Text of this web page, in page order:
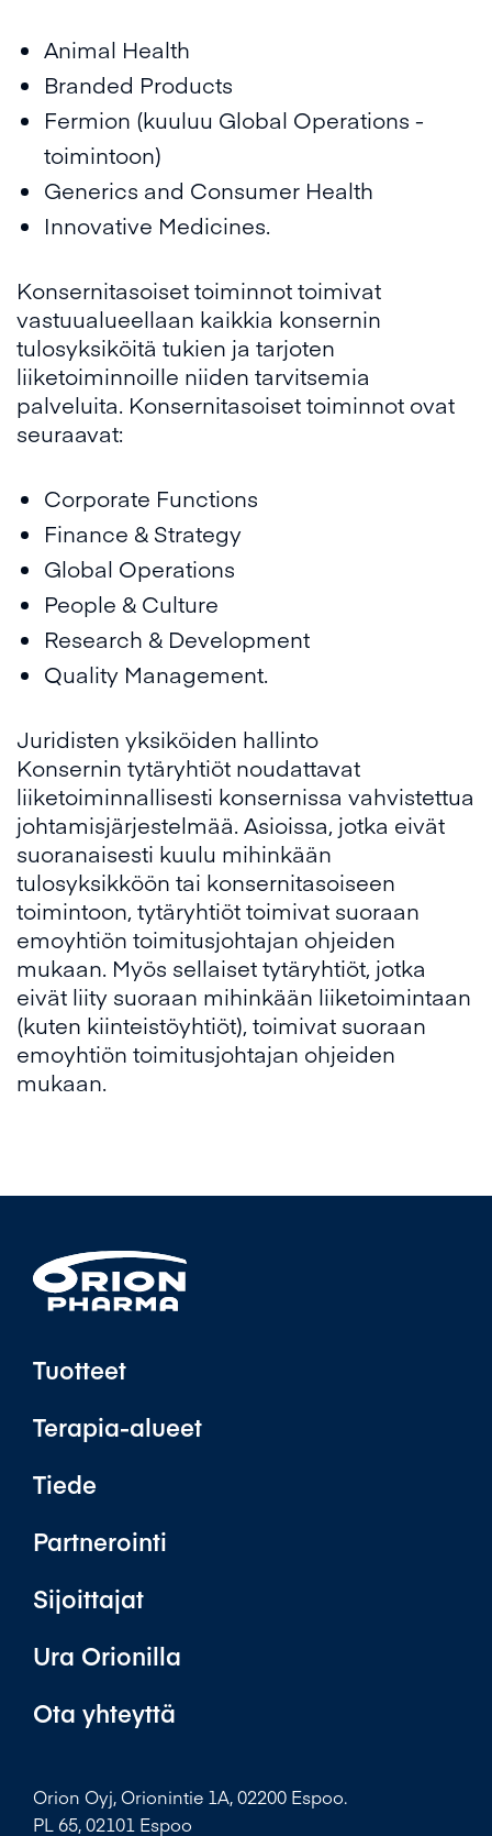
Animal Health
Branded Products
Fermion (kuuluu Global Operations -
toimintoon)
Generics and Consumer Health
Innovative Medicines.
Konsernitasoiset toiminnot toimivat
vastuualueellaan kaikkia konsernin
tulosyksiköitä tukien ja tarjoten
liiketoiminnoille niiden tarvitsemia
palveluita. Konsernitasoiset toiminnot ovat
seuraavat:
Corporate Functions
Finance & Strategy
Global Operations
People & Culture
Research & Development
Quality Management.
Juridisten yksiköiden hallinto
Konsernin tytäryhtiöt noudattavat
liiketoiminnallisesti konsernissa vahvistettua
johtamisjärjestelmää. Asioissa, jotka eivät
suoranaisesti kuulu mihinkään
tulosyksikköön tai konsernitasoiseen
toimintoon, tytäryhtiöt toimivat suoraan
emoyhtiön toimitusjohtajan ohjeiden
mukaan. Myös sellaiset tytäryhtiöt, jotka
eivät liity suoraan mihinkään liiketoimintaan
(kuten kiinteistöyhtiöt), toimivat suoraan
emoyhtiön toimitusjohtajan ohjeiden
mukaan.
Tuotteet
Terapia-alueet
Tiede
Partnerointi
Sijoittajat
Ura Orionilla
Ota yhteyttä
Orion Oyj, Orionintie 1A, 02200 Espoo.
PL 65, 02101 Espoo